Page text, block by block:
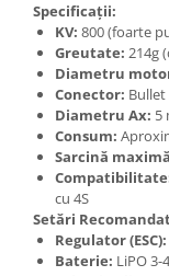
Specificații:
KV: 800 (foarte
Greutate: 214g
Diametru
Conector: Bullet
Diametru Ax: 5
Consum:
Sarcină
cu 4S
Setări
Regulator (ESC):
Baterie: LiPO 3-